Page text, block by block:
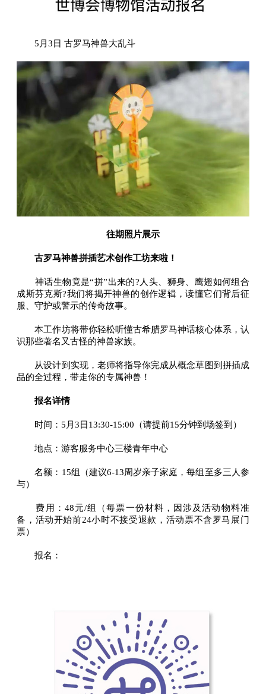
5月3日 古罗马神兽大乱斗
往期照片展示
古罗马神兽拼插艺术创作工坊来啦！
神话生物竟是“拼”出来的?人头、狮身、鹰翅如何组合
成斯芬克斯?我们将揭开神兽的创作逻辑，读懂它们背后征
服、守护或警示的传奇故事。
本工作坊将带你轻松听懂古希腊罗马神话核心体系，认
识那些著名又古怪的神兽家族。
从设计到实现，老师将指导你完成从概念草图到拼插成
品的全过程，带走你的专属神兽！
报名详情
时间：5月3日13:30-15:00（请提前15分钟到场签到）
地点：游客服务中心三楼青年中心
名额：15组（建议6-13周岁亲子家庭，每组至多三人参
与）
费用：48元/组（每票一份材料，因涉及活动物料准
备，活动开始前24小时不接受退款，活动票不含罗马展门
票）
报名：